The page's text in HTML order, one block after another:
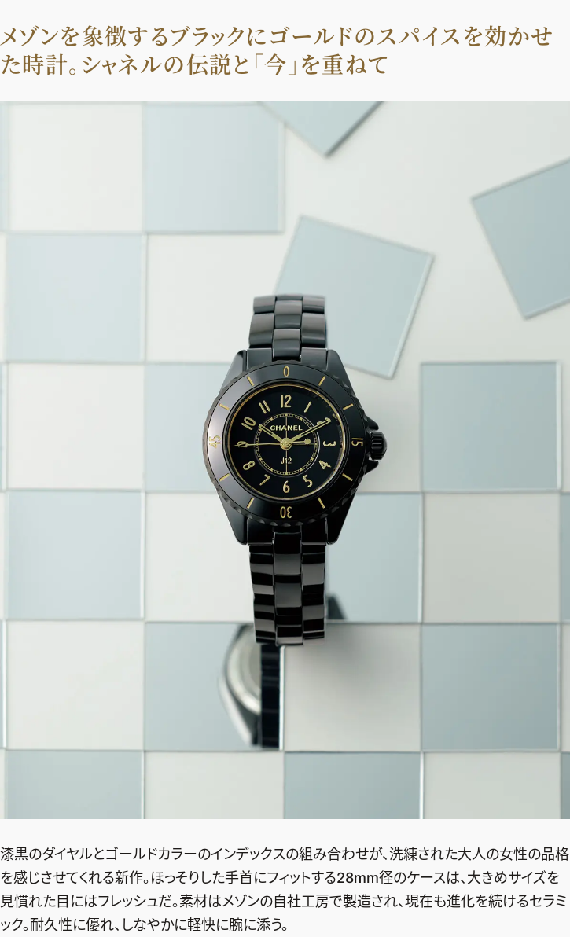
メゾンを象徴するブラックにゴールドのスパイスを効かせ
た時計。シャネルの伝説と「今」を重ねて
漆黒のダイヤルとゴールドカラーのインデックスの組み合わせが、洗練された大人の女性の品格
を感じさせてくれる新作。ほっそりした手首にフィットする28mm径のケースは、大きめサイズを
見慣れた目にはフレッシュだ。素材はメゾンの自社工房で製造され、現在も進化を続けるセラミ
ック。耐久性に優れ、しなやかに軽快に腕に添う。